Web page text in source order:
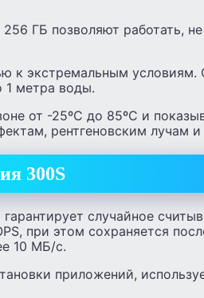
ГБ позволяют работать,
к экстремальным условиям.
1 метра воды.
от -25ºC до 85ºC и
рентгеновским лучам
300S
случайное
при этом сохраняется
10 МБ/с.
приложений,